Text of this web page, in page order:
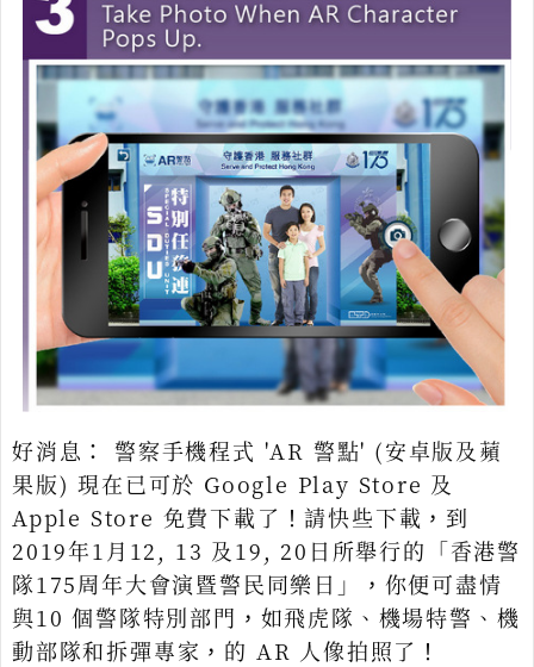
好消息： 警察手機程式 'AR 警點' (安卓版及蘋
果版) 現在已可於 Google Play Store 及
Apple Store 免費下載了！請快些下載，到
2019年1月12, 13 及19, 20日所舉行的「香港警
隊175周年大會演暨警民同樂日」，你便可盡情
與10 個警隊特別部門，如飛虎隊、機場特警、機
動部隊和拆彈專家，的 AR 人像拍照了！